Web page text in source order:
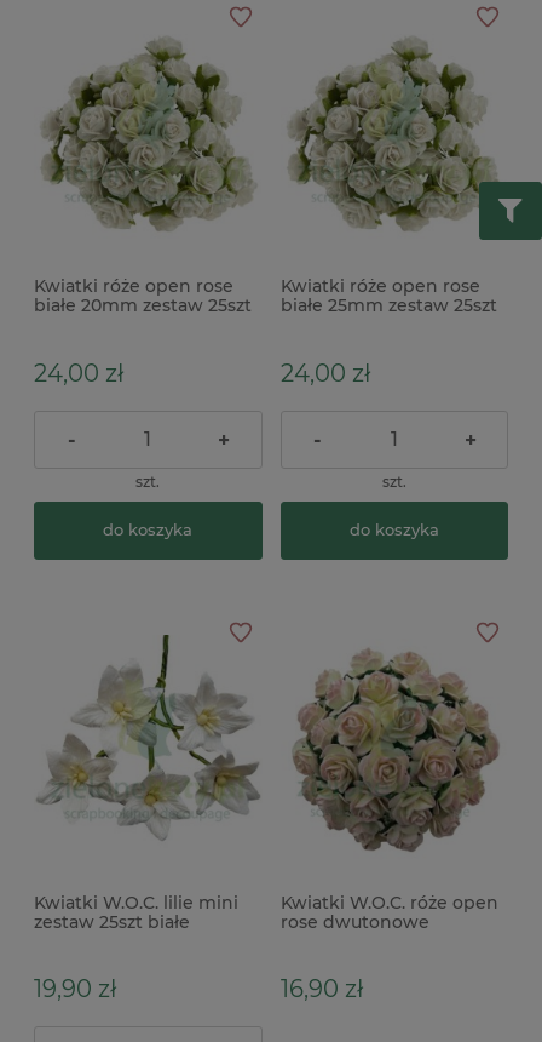
Kwiatki róże open rose
białe 20mm zestaw 25szt
24,00 zł
- +
szt.
do koszyka
Kwiatki róże open rose
białe 25mm zestaw 25szt
24,00 zł
- +
szt.
do koszyka
Kwiatki W.O.C. lilie mini
zestaw 25szt białe
19,90 zł
Kwiatki W.O.C. róże open
rose dwutonowe
16,90 zł